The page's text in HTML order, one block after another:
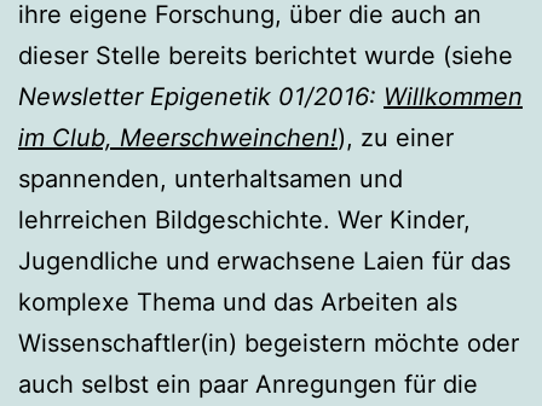
ihre eigene Forschung, über die auch an
dieser Stelle bereits berichtet wurde (siehe
Newsletter Epigenetik 01/2016: Willkommen
im Club, Meerschweinchen!), zu einer
spannenden, unterhaltsamen und
lehrreichen Bildgeschichte. Wer Kinder,
Jugendliche und erwachsene Laien für das
komplexe Thema und das Arbeiten als
Wissenschaftler(in) begeistern möchte oder
auch selbst ein paar Anregungen für die